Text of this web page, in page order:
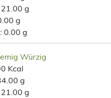
21.00 g
g
0.00 g
Würzig
Kcal
g
21.00 g